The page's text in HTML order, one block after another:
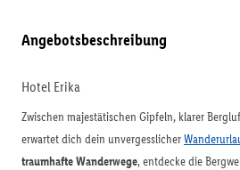
Angebotsbeschreibung
Hotel Erika
Zwischen majestätischen Gipfeln, klarer
erwartet dich dein unvergesslicher
traumhafte Wanderwege, entdecke die